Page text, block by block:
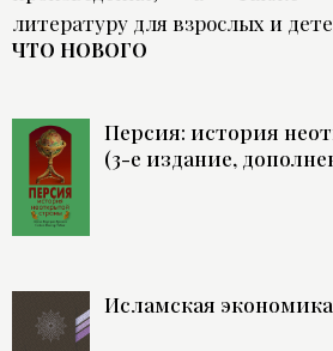
литературу для взрослых и
ЧТО НОВОГО
Персия: история
(3-е издание,
Исламская экономика